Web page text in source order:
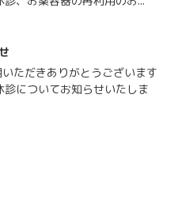
ただきありがとうございます
についてお知らせいたしま